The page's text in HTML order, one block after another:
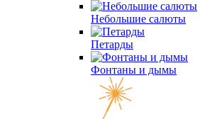
Небольшие салюты
Петарды
Фонтаны и дымы